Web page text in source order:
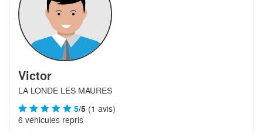
Victor
LA LONDE LES MAURES
5/5 (1 avis)
6 véhicules repris